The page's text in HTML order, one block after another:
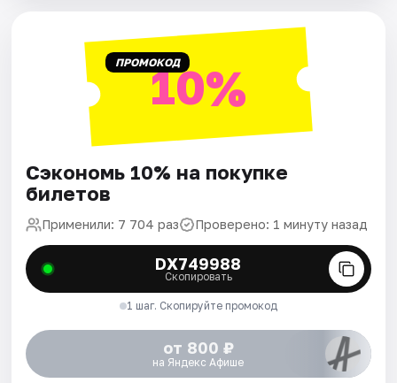
ПРОМОКОД10%
Сэкономь 10% на покупке
билетов
Применили: 7 704 раз Проверено: 1 минуту назад
DX749988
Скопировать
1 шаг. Скопируйте промокод
от 800 ₽
на Яндекс Афише